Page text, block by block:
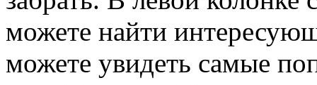
можете найти
можете увидеть самые